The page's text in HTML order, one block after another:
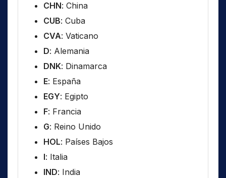
CHN: China
CUB: Cuba
CVA: Vaticano
D: Alemania
DNK: Dinamarca
E: España
EGY: Egipto
F: Francia
G: Reino Unido
HOL: Países Bajos
I: Italia
IND: India